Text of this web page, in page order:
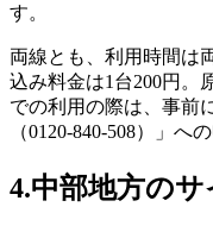
す。
両線とも、利用時間は
込み料金は1台200円。
での利用の際は、事
（0120-840-508）」へ
4.中部地方の